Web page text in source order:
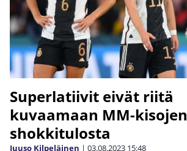
Superlatiivit eivät riitä
kuvaamaan MM-kisojen
shokkitulosta
Juuso Kilpeläinen | 03.08.2023 15:48